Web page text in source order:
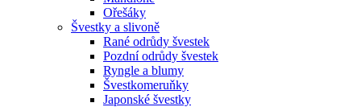
Ořešáky
Švestky a slivoně
Rané odrůdy švestek
Pozdní odrůdy švestek
Ryngle a blumy
Švestkomeruňky
Japonské švestky